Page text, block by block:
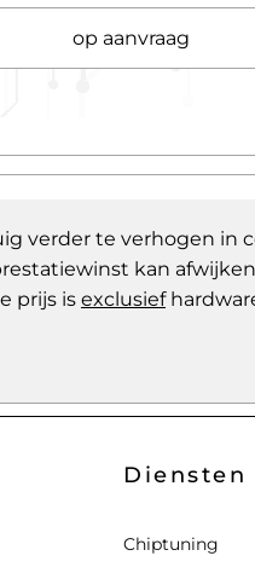
op aanvraag
verder te verhogen in
kan
prijs is exclusief
Diensten
Chiptuning